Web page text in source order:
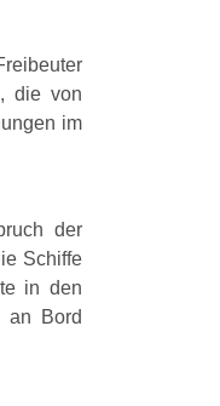
die von
im
der
Schiffe
in den
an Bord